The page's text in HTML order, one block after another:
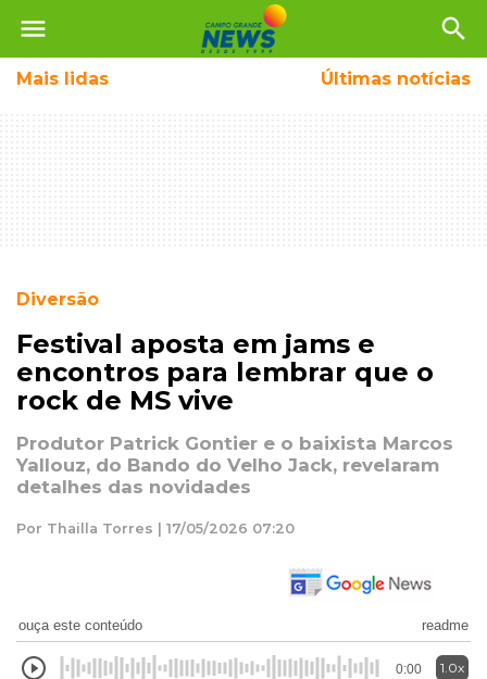
menu search
Mais lidas Últimas notícias
Diversão
Festival aposta em jams e
encontros para lembrar que o
rock de MS vive
Produtor Patrick Gontier e o baixista Marcos
Yallouz, do Bando do Velho Jack, revelaram
detalhes das novidades
Por Thailla Torres | 17/05/2026 07:20
ouça este conteúdo readme
0:00 1.0x